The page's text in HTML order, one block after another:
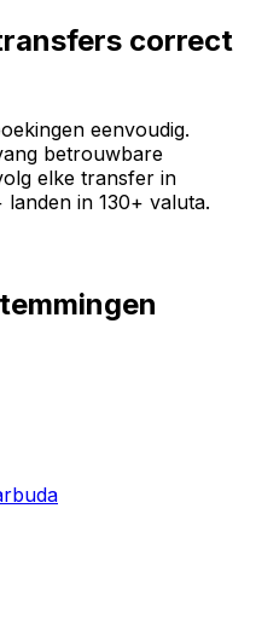
correct
eenvoudig.
betrouwbare
elke transfer in
in 130+ valuta.